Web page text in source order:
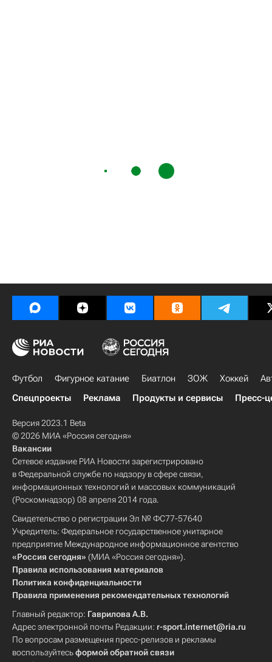
Футбол Фигурное катание Биатлон ЗОЖ Хоккей
Спецпроекты
Реклама Продукты и сервисы Пресс-
Версия 2023.1 Beta
© 2026 МИА «Россия сегодня»
Вакансии
Сетевое издание РИА Новости зарегистрировано
в Федеральной службе по надзору в сфере связи,
информационных технологий и массовых коммуникаций
(Роскомнадзор) 08 апреля 2014 года.
Свидетельство о регистрации Эл № ФС77-57640
Учредитель: Федеральное государственное унитарное
предприятие Международное информационное агентство
«Россия сегодня» (МИА «Россия сегодня»).
Правила использования материалов
Политика конфиденциальности
Правила применения рекомендательных технологий
Главный редактор: Гаврилова А.В.
Адрес электронной почты Редакции: r-sport.internet@ria.ru
По вопросам размещения пресс-релизов и рекламы
воспользуйтесьформой обратной связи